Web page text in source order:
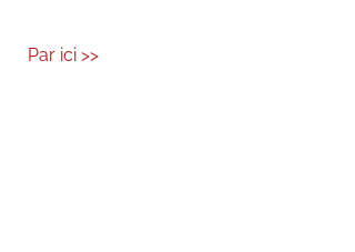
Par ici >>